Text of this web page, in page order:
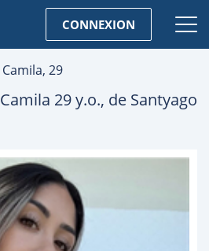
CONNEXION
Camila, 29
Camila 29y.o., de Santyago